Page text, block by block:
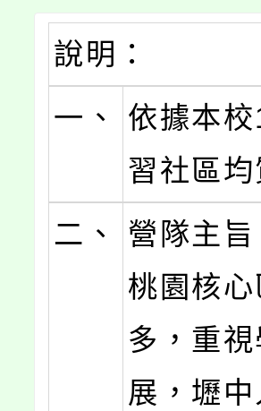
說明：
一、
依據本
習社區
二、
營隊主
桃園核
多，重
展，壢